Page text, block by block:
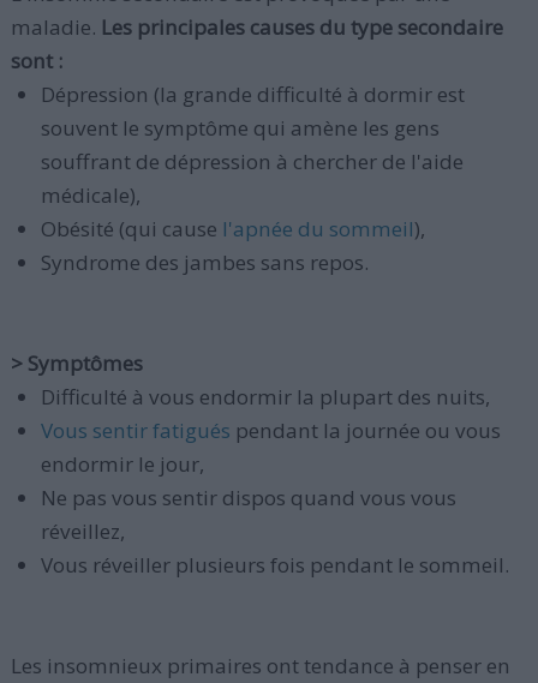
maladie. Les principales causes du type secondaire
sont :
Dépression (la grande difficulté à dormir est
souvent le symptôme qui amène les gens
souffrant de dépression à chercher de l'aide
médicale),
Obésité (qui cause l'apnée du sommeil),
Syndrome des jambes sans repos.
> Symptômes
Difficulté à vous endormir la plupart des nuits,
Vous sentir fatigués pendant la journée ou vous
endormir le jour,
Ne pas vous sentir dispos quand vous vous
réveillez,
Vous réveiller plusieurs fois pendant le sommeil.
Les insomnieux primaires ont tendance à penser en